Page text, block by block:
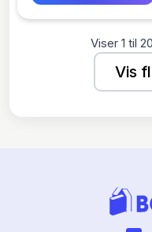
Viser 1 til 20
Vis